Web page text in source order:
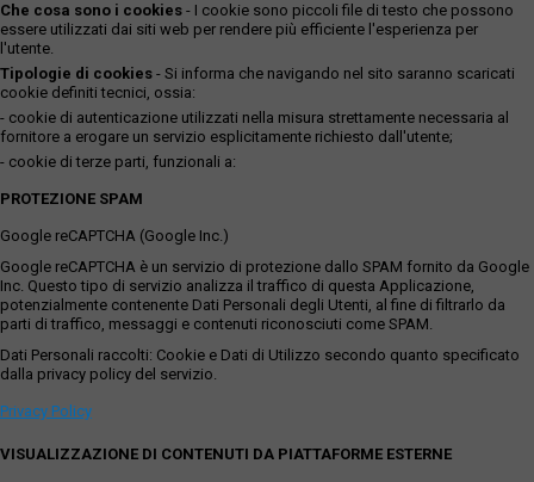
Che cosa sono i cookies - I cookie sono piccoli file di testo che possono
essere utilizzati dai siti web per rendere più efficiente l'esperienza per
l'utente.
Tipologie di cookies - Si informa che navigando nel sito saranno scaricati
cookie definiti tecnici, ossia:
- cookie di autenticazione utilizzati nella misura strettamente necessaria al
fornitore a erogare un servizio esplicitamente richiesto dall'utente;
- cookie di terze parti, funzionali a:
PROTEZIONE SPAM
Google reCAPTCHA (Google Inc.)
Google reCAPTCHA è un servizio di protezione dallo SPAM fornito da Google
Inc. Questo tipo di servizio analizza il traffico di questa Applicazione,
potenzialmente contenente Dati Personali degli Utenti, al fine di filtrarlo da
parti di traffico, messaggi e contenuti riconosciuti come SPAM.
Dati Personali raccolti: Cookie e Dati di Utilizzo secondo quanto specificato
dalla privacy policy del servizio.
Privacy Policy
VISUALIZZAZIONE DI CONTENUTI DA PIATTAFORME ESTERNE